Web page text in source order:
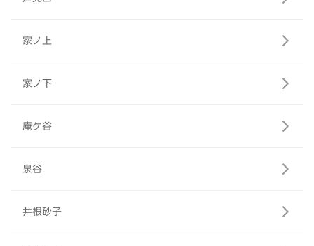
家ノ上
家ノ下
庵ケ谷
泉谷
井根砂子